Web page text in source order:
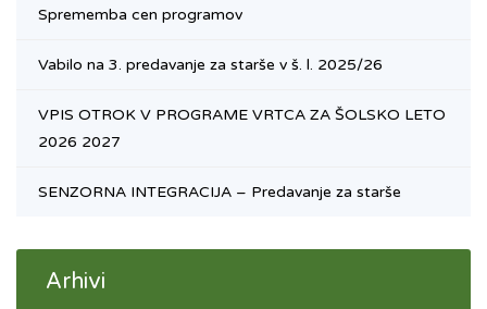
Sprememba cen programov
Vabilo na 3. predavanje za starše v š. l. 2025/26
VPIS OTROK V PROGRAME VRTCA ZA ŠOLSKO LETO
2026 2027
SENZORNA INTEGRACIJA – Predavanje za starše
Arhivi